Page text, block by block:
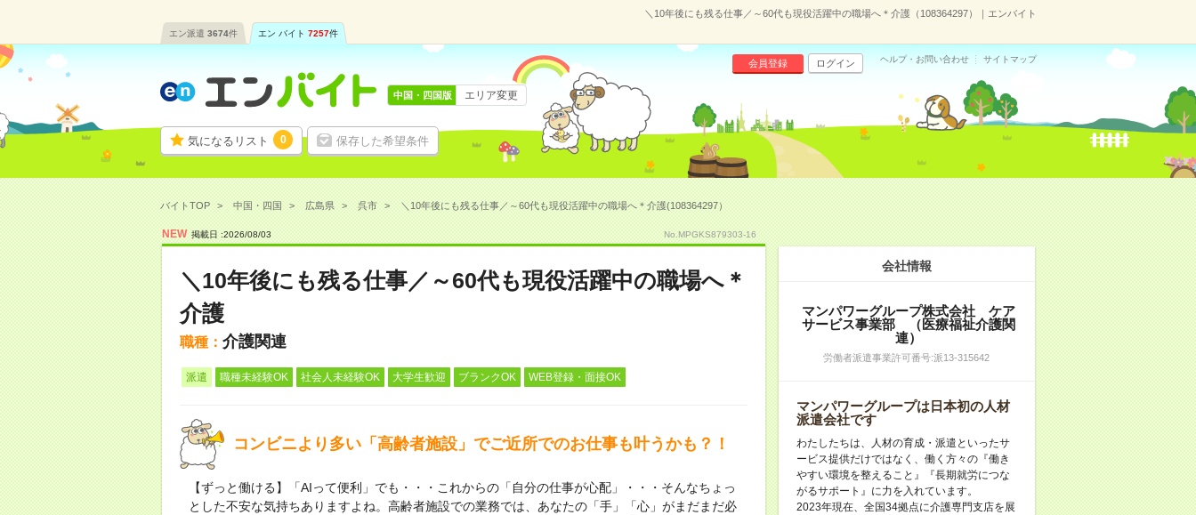
＼10年後にも残る仕事／～60代も現役活躍中の職場へ＊介護（108364297）｜エンバイト
エン派遣 3674件 エン バイト 7257件
気になるリスト 0 保存した希望条件
会員登録 ログイン ヘルプ・お問い合わせ サイトマップ
中国・四国版 エリア変更
バイトTOP 中国・四国 広島県 呉市 ＼10年後にも残る仕事／～60代も現役活躍中の職場へ＊介護(108364297）
NEW 掲載日 :2026/08/03 No.MPGKS879303-16
＼10年後にも残る仕事／～60代も現役活躍中の職場へ＊
介護
職種： 介護関連
派遣 職種未経験OK 社会人未経験OK 大学生歓迎 ブランクOK WEB登録・面接OK
コンビニより多い「高齢者施設」でご近所でのお仕事も叶うかも？！
【ずっと働ける】「AIって便利」でも・・・これからの「自分の仕事が心配」・・・そんなちょっ
とした不安な気持ちありますよね。高齢者施設での業務では、あなたの「手」「心」がまだまだ必
会社情報
マンパワーグループ株式会社 ケア
サービス事業部 （医療福祉介護関
連）
労働者派遣事業許可番号:派13-315642
マンパワーグループは日本初の人材
派遣会社です
わたしたちは、人材の育成・派遣といったサ
ービス提供だけではなく、働く方々の『働き
やすい環境を整えること』『長期就労につな
がるサポート』に力を入れています。
2023年現在、全国34拠点に介護専門支店を展